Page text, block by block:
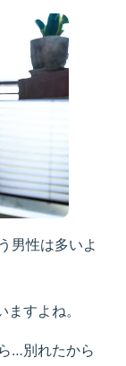
男性は多いよ
すよね。
…別れたから